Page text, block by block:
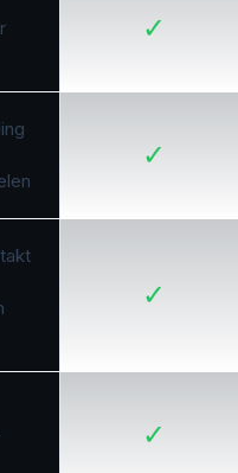
✓
✓
✓
✓